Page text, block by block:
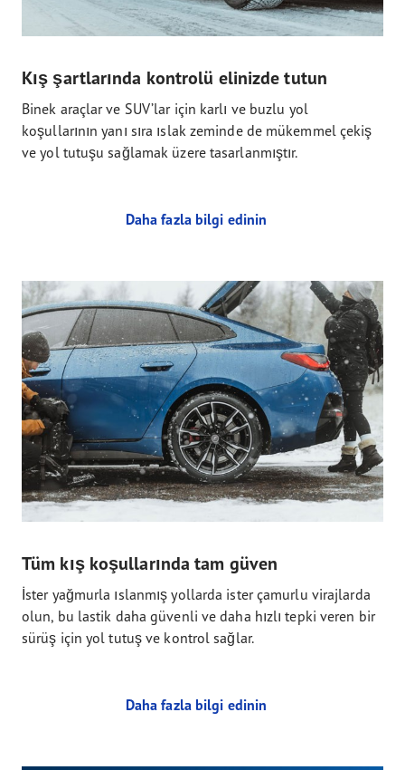
Kış şartlarında kontrolü elinizde tutun
Binek araçlar ve SUV’lar için karlı ve buzlu yol
koşullarının yanı sıra ıslak zeminde de mükemmel çekiş
ve yol tutuşu sağlamak üzere tasarlanmıştır.
Daha fazla bilgi edinin
Tüm kış koşullarında tam güven
İster yağmurla ıslanmış yollarda ister çamurlu virajlarda
olun, bu lastik daha güvenli ve daha hızlı tepki veren bir
sürüş için yol tutuş ve kontrol sağlar.
Daha fazla bilgi edinin